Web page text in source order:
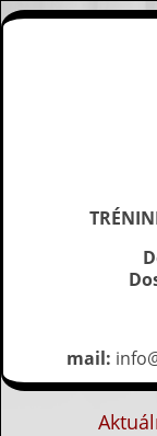
mail: